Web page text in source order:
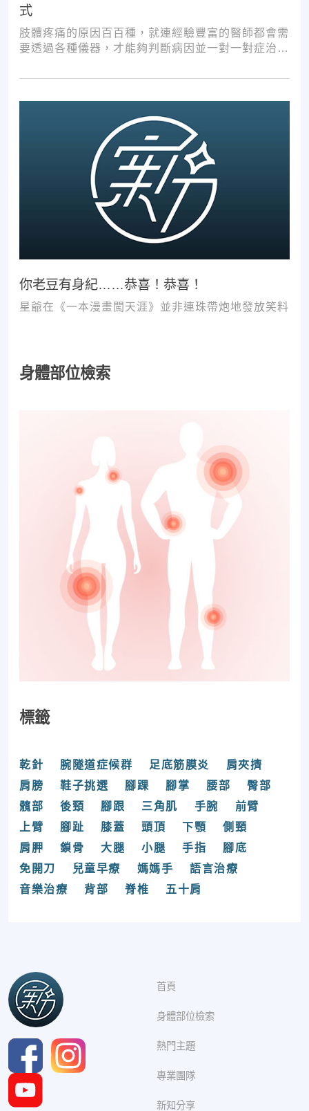
式
肢體疼痛的原因百百種，就連經驗豐富的醫師都會需
要透過各種儀器，才能夠判斷病因並一對一對症治
次推拿、按摩，都難以讓您徹底擺脫不適。
你老豆有身紀……恭喜！恭喜！
星爺在《一本漫畫闖天涯》並非連珠帶炮地發放笑料
身體部位檢索
標籤
乾針 腕隧道症候群 足底筋膜炎
肩夾擠
肩膀
鞋子挑選 腳踝 腳掌 腰部
臀部
髖部
後頸 腳跟 三角肌 手腕
前臂
上臂
腳趾 膝蓋 頭頂 下顎
側頸
肩胛
鎖骨 大腿 小腿 手指
腳底
免開刀
兒童早療 媽媽手
語言治療
音樂治療
背部 脊椎 五十肩
首頁
身體部位檢索
熱門主題
專業團隊
新知分享